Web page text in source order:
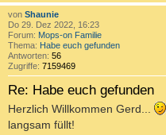
von Shaunie
Do 29. Dez 2022, 16:23
Forum: Mops-on Familie
Thema: Habe euch gefunden
Antworten: 56
Zugriffe: 7159469
Re: Habe euch gefunden
Herzlich Willkommen Gerd...
langsam füllt!